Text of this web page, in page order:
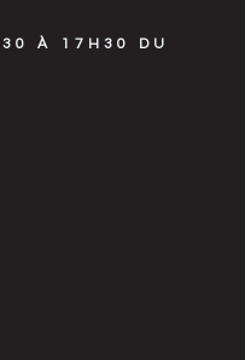
À 17H30 DU